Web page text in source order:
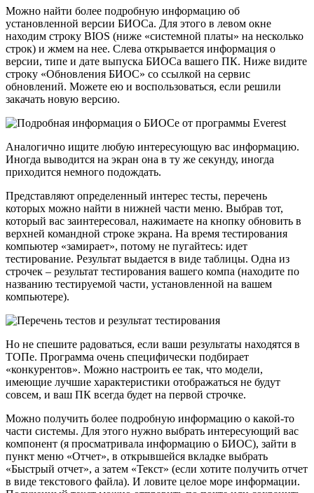
Можно найти более подробную информацию об
установленной версии БИОСа. Для этого в левом окне
находим строку BIOS (ниже «системной платы» на несколько
строк) и жмем на нее. Слева открывается информация о
версии, типе и дате выпуска БИОСа вашего ПК. Ниже видите
строку «Обновления БИОС» со ссылкой на сервис
обновлений. Можете ею и воспользоваться, если решили
закачать новую версию.
Аналогично ищите любую интересующую вас информацию.
Иногда выводится на экран она в ту же секунду, иногда
приходится немного подождать.
Представляют определенный интерес тесты, перечень
которых можно найти в нижней части меню. Выбрав тот,
который вас заинтересовал, нажимаете на кнопку обновить в
верхней командной строке экрана. На время тестирования
компьютер «замирает», потому не пугайтесь: идет
тестирование. Результат выдается в виде таблицы. Одна из
строчек – результат тестирования вашего компа (находите по
названию тестируемой части, установленной на вашем
компьютере).
Но не спешите радоваться, если ваши результаты находятся в
ТОПе. Программа очень специфически подбирает
«конкурентов». Можно настроить ее так, что модели,
имеющие лучшие характеристики отображаться не будут
совсем, и ваш ПК всегда будет на первой строчке.
Можно получить более подробную информацию о какой-то
части системы. Для этого нужно выбрать интересующий вас
компонент (я просматривала информацию о БИОС), зайти в
пункт меню «Отчет», в открывшейся вкладке выбрать
«Быстрый отчет», а затем «Текст» (если хотите получить отчет
в виде текстового файла). И ловите целое море информации.